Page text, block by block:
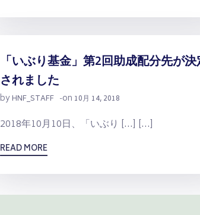
「いぶり基金」第2回助成配分先が
されました
byHNF_STAFF -on 10月 14, 2018
2018年10月10日、「いぶり […] […]
READ MORE